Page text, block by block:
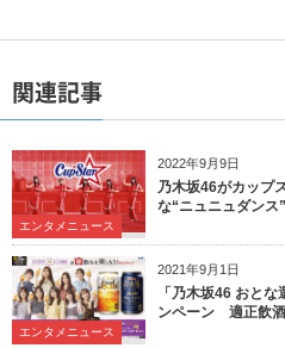
関連記事
2022年9月9日
エンタメニュース
乃木坂46がカップ
な“ニュニュダンス”
2021年9月1日
エンタメニュース
「乃木坂46 おと
ンペーン 適正飲